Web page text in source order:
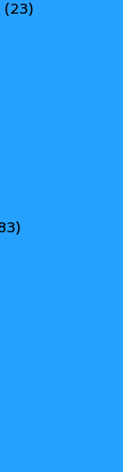
(23)